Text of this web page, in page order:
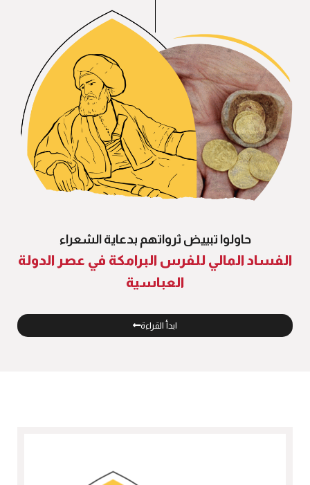
حاولوا تبييض ثرواتهم بدعاية الشعراء
الفساد المالي للفرس البرامكة في عصر الدولة
العباسية
ابدأ القراءة